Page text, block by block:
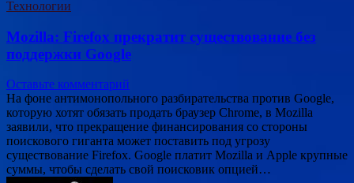
Технологии
Mozilla: Firefox прекратит существование без
поддержки Google
Оставьте комментарий
На фоне антимонопольного разбирательства против Google,
которую хотят обязать продать браузер Chrome, в Mozilla
заявили, что прекращение финансирования со стороны
поискового гиганта может поставить под угрозу
существование Firefox. Google платит Mozilla и Apple крупные
суммы, чтобы сделать свой поисковик опцией…